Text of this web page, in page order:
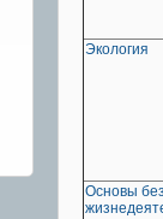
Экология
Основы